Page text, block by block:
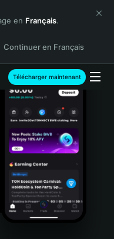
en Français.
Continuer en Français
Télécharger maintenant